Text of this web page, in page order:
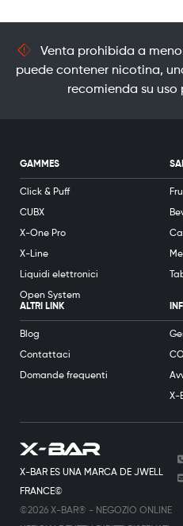
Venta prohibida a
puede contener nicotina,
recomienda su uso
X-BAR ES UNA MARCA DE JWELL
FRANCE©
©2026 X-BAR® - NEGOZIO ONLINE
GAMMES
Click & Puff
CUBX
X-One Pro
X-Line
Liquidi elettronici
Open System
ALTRI LINK
Blog
Contattaci
Domande frequenti
X-